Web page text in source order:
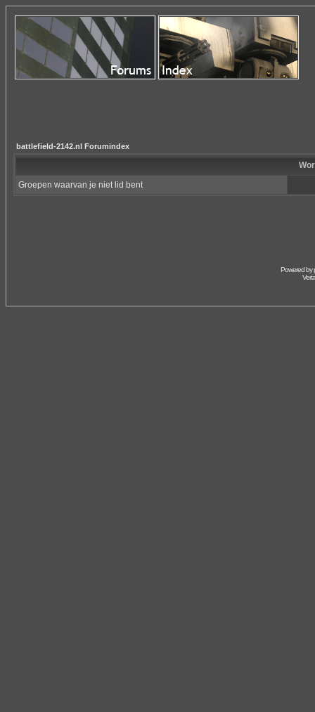
battlefield-2142.nl Forumindex
Groepen waarvan je niet lid bent
Powered by